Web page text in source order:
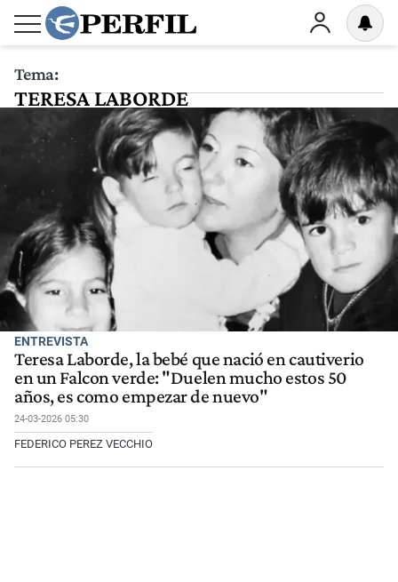
Tema:
TERESA LABORDE
ENTREVISTA
Teresa Laborde, la bebé que nació en cautiverio
en un Falcon verde: "Duelen mucho estos 50
años, es como empezar de nuevo"
24-03-2026 05:30
FEDERICO PEREZ VECCHIO